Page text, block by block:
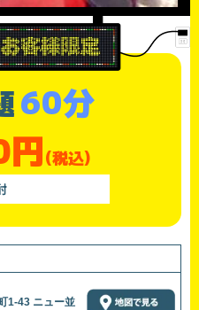
60分
(税込)
1-43 ニュー並